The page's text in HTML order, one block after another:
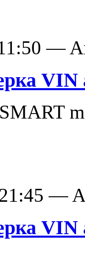
—
VIN
—
VIN